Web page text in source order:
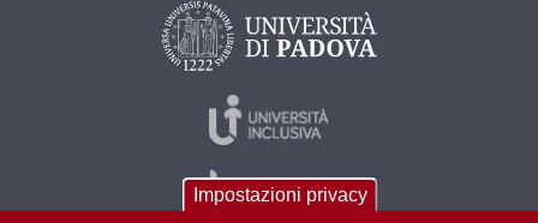
Impostazioni privacy